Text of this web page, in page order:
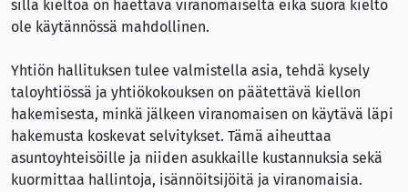
sillä kieltoa on haettava viranomaiselta eikä suora kielto
ole käytännössä mahdollinen.
Yhtiön hallituksen tulee valmistella asia, tehdä kysely
taloyhtiössä ja yhtiökokouksen on päätettävä kiellon
hakemisesta, minkä jälkeen viranomaisen on käytävä läpi
hakemusta koskevat selvitykset. Tämä aiheuttaa
asuntoyhteisöille ja niiden asukkaille kustannuksia sekä
kuormittaa hallintoja, isännöitsijöitä ja viranomaisia.